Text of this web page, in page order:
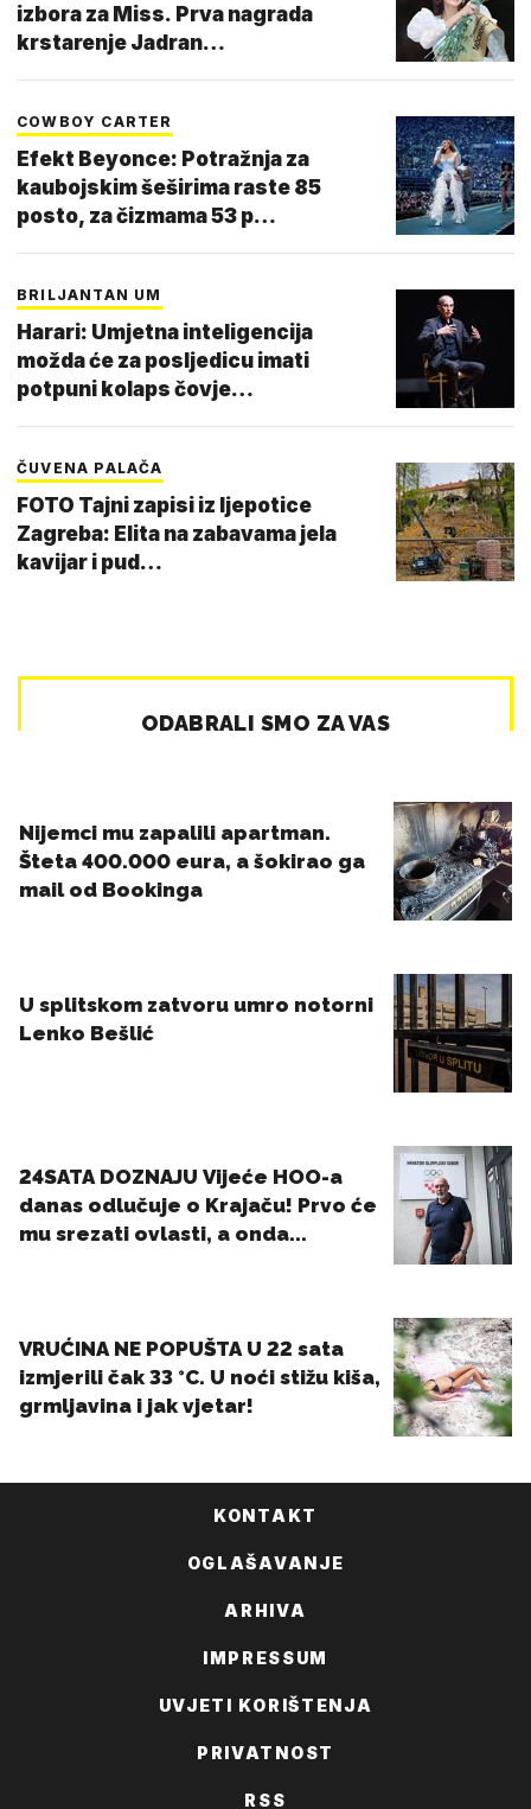
izbora za Miss. Prva nagrada
krstarenje Jadran…
COWBOY CARTER
Efekt Beyonce: Potražnja za
kaubojskim šeširima raste 85
posto, za čizmama 53 p…
BRILJANTAN UM
Harari: Umjetna inteligencija
možda će za posljedicu imati
potpuni kolaps čovje…
ČUVENA PALAČA
FOTO Tajni zapisi iz ljepotice
Zagreba: Elita na zabavama jela
kavijar i pud…
KONTAKT
OGLAŠAVANJE
ARHIVA
IMPRESSUM
UVJETI KORIŠTENJA
PRIVATNOST
RSS